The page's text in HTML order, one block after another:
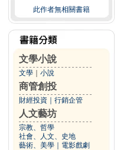
此作者無相關書籍
文學小說
文學 小說
商管創投
財經投資 行銷企管
人文藝坊
宗教、哲學
社會、人文、史地
藝術、美學
電影戲劇